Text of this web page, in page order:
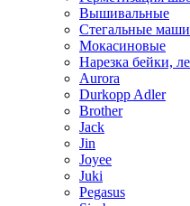
Вышивальные
Стегальные
Мокасиновые
Нарезка бейки,
Aurora
Durkopp Adler
Brother
Jack
Jin
Joyee
Juki
Pegasus